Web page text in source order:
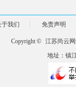
于我们 免责声明
Copyright © 江苏尚云
地址：镇